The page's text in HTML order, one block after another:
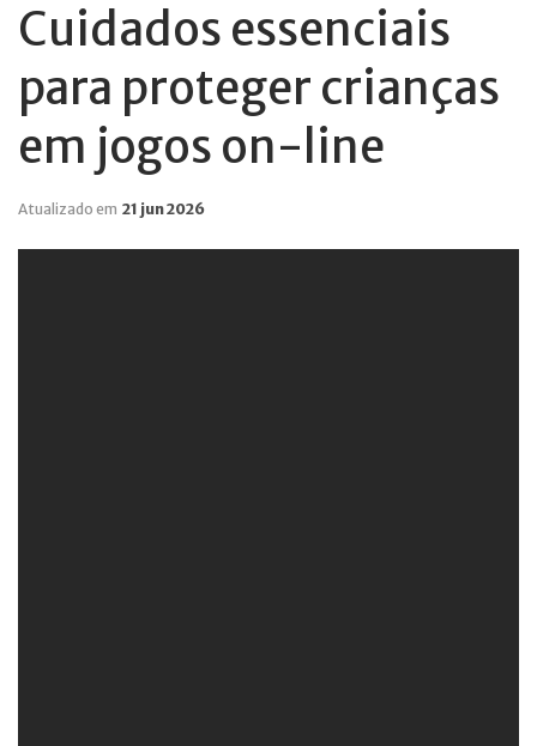
Cuidados essenciais
para proteger crianças
em jogos on-line
Atualizado em 21 jun 2026